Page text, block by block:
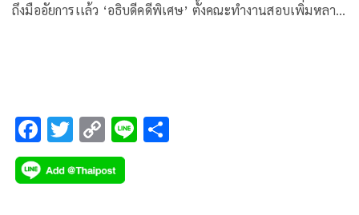
ถึงมืออัยการเเล้ว ‘อธิบดีคดีพิเศษ’ ตั้งคณะทำงานสอบเพิ่มหลาย
F
ac
e
T
wi
tt
C
o
p
Li